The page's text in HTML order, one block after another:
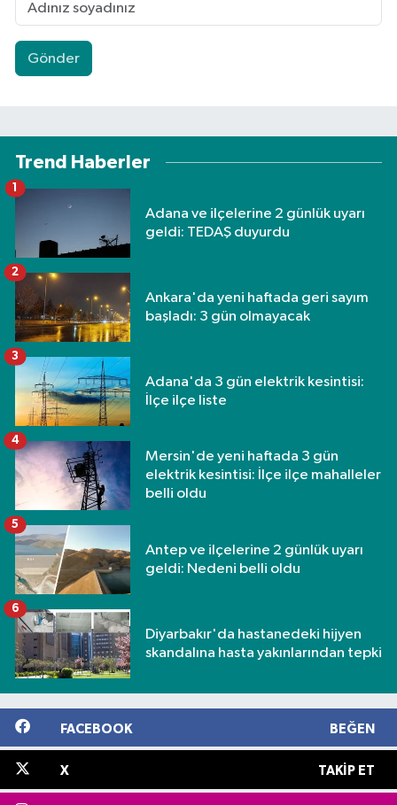
Gönder
Trend Haberler
Adana ve ilçelerine 2 günlük uyarı
geldi: TEDAŞ duyurdu
1
Ankara'da yeni haftada geri sayım
başladı: 3 gün olmayacak
2
Adana'da 3 gün elektrik kesintisi:
İlçe ilçe liste
3
Mersin'de yeni haftada 3 gün
elektrik kesintisi: İlçe ilçe mahalleler
belli oldu
4
Antep ve ilçelerine 2 günlük uyarı
geldi: Nedeni belli oldu
5
Diyarbakır'da hastanedeki hijyen
skandalına hasta yakınlarından tepki
6
FACEBOOK BEĞEN
X TAKIP ET